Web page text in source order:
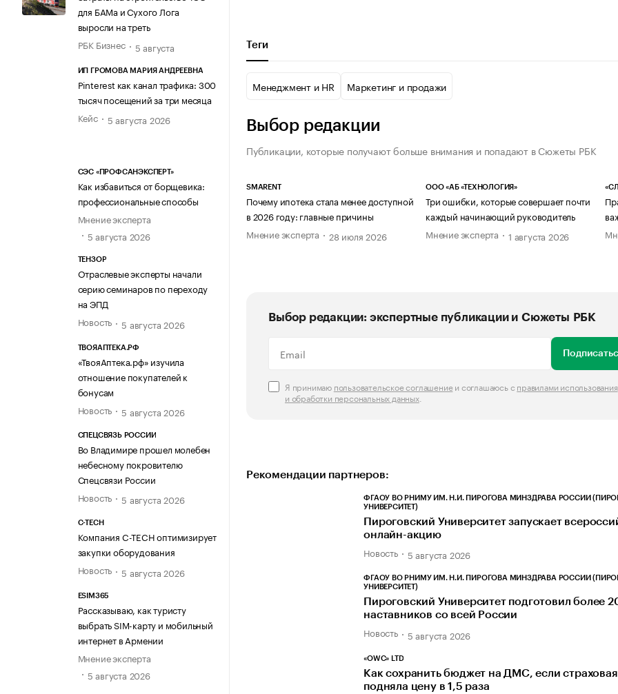
для БАМа и Сухого Лога
выросли на треть
РБК Бизнес
5 августа
ИП ГРОМОВА МАРИЯ АНДРЕЕВНА
Pinterest как канал трафика: 300
тысяч посещений за три месяца
Кейс
5 августа 2026
СЭС «ПРОФСАНЭКСПЕРТ»
Как избавиться от борщевика:
профессиональные способы
Мнение эксперта
5 августа 2026
ТЕНЗОР
Отраслевые эксперты начали
серию семинаров по переходу
на ЭПД
Новость
5 августа 2026
ТВОЯАПТЕКА.РФ
«ТвояАптека.рф» изучила
отношение покупателей к
бонусам
Новость
5 августа 2026
СПЕЦСВЯЗЬ РОССИИ
Во Владимире прошел молебен
небесному покровителю
Спецсвязи России
Новость
5 августа 2026
C-TECH
Компания C-TECH оптимизирует
закупки оборудования
Новость
5 августа 2026
ESIM365
Рассказываю, как туристу
выбрать SIM-карту и мобильный
интернет в Армении
Мнение эксперта
5 августа 2026
Теги
Менеджмент и HR Маркетинг и продажи
Выбор редакции
Публикации, которые получают больше внимания и попадают в Сюжеты РБК
SMARENT
Почему ипотека стала менее доступной
в 2026 году: главные причины
Мнение эксперта
28 июля 2026
ООО «АБ «ТЕХНОЛОГИЯ»
Три ошибки, которые совершает почти
каждый начинающий руководитель
Мнение эксперта
1 августа 2026
Выбор редакции: экспертные публикации и Сюжеты РБК
Я принимаю пользовательское соглашениеи соглашаюсь с правилами использования
и обработки персональных данных.
Рекомендации партнеров:
ФГАОУ ВО РНИМУ ИМ. Н.И. ПИРОГОВА МИНЗДРАВА РОССИИ
УНИВЕРСИТЕТ)
Пироговский Университет запускает
онлайн-акцию
Новость 5 августа 2026
ФГАОУ ВО РНИМУ ИМ. Н.И. ПИРОГОВА МИНЗДРАВА РОССИИ
УНИВЕРСИТЕТ)
Пироговский Университет подготовил более
наставников со всей России
Новость 5 августа 2026
«OWC» LTD
Как сохранить бюджет на ДМС, если страховая
подняла цену в 1,5 раза